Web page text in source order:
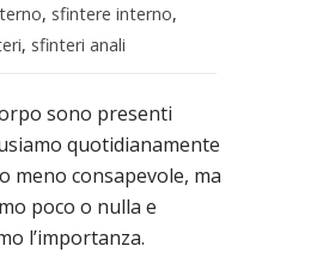
, sfintere interno,
, sfinteri anali
sono presenti
quotidianamente
meno consapevole, ma
poco o nulla e
l’importanza.